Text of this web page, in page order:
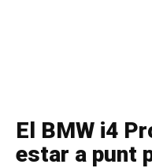
El BMW i4
estar a punt